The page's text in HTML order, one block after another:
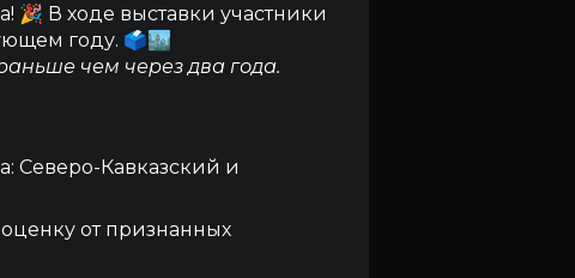
🎉 В ходе выставки участники
году. 🗳️🏙️
чем через два года.
Северо-Кавказский и
от признанных